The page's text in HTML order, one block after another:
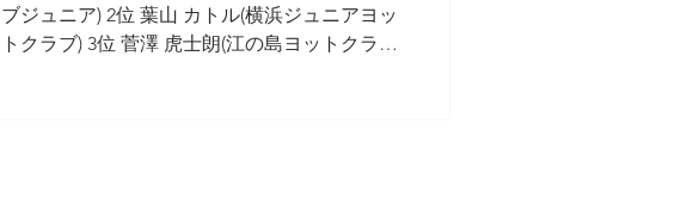
ブジュニア) 2位 葉山 カトル(横浜ジュニアヨッ
トクラブ) 3位 菅澤 虎士朗(江の島ヨットクラブ